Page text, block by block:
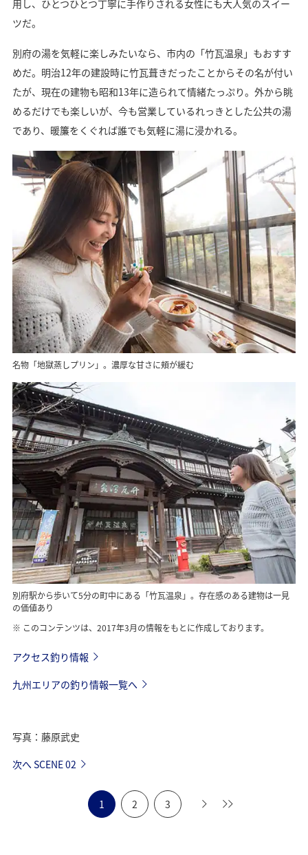
用し、ひとつひとつ丁寧に手作りされる女性にも大人気のスイー
ツだ。
別府の湯を気軽に楽しみたいなら、市内の「竹瓦温泉」もおすす
めだ。明治12年の建設時に竹瓦葺きだったことからその名が付い
たが、現在の建物も昭和13年に造られて情緒たっぷり。外から眺
めるだけでも楽しいが、今も営業しているれっきとした公共の湯
であり、暖簾をくぐれば誰でも気軽に湯に浸かれる。
名物「地獄蒸しプリン」。濃厚な甘さに頬が緩む
別府駅から歩いて5分の町中にある「竹瓦温泉」。存在感のある建物は一見
の価値あり
このコンテンツは、2017年3月の情報をもとに作成しております。
アクセス釣り情報
九州エリアの釣り情報一覧へ
写真：藤原武史
次へ SCENE 02
1 2 3